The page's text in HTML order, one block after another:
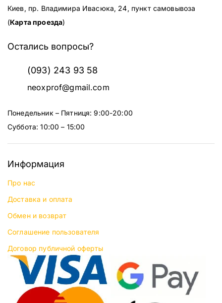
Киев, пр. Владимира Ивасюка, 24, пункт самовывоза
(Карта проезда)
Остались вопросы?
(093) 243 93 58
neoxprof@gmail.com
Понедельник – Пятниця: 9:00-20:00
Суббота: 10:00 – 15:00
Информация
Про нас
Доставка и оплата
Обмен и возврат
Соглашение пользователя
Договор публичной оферты